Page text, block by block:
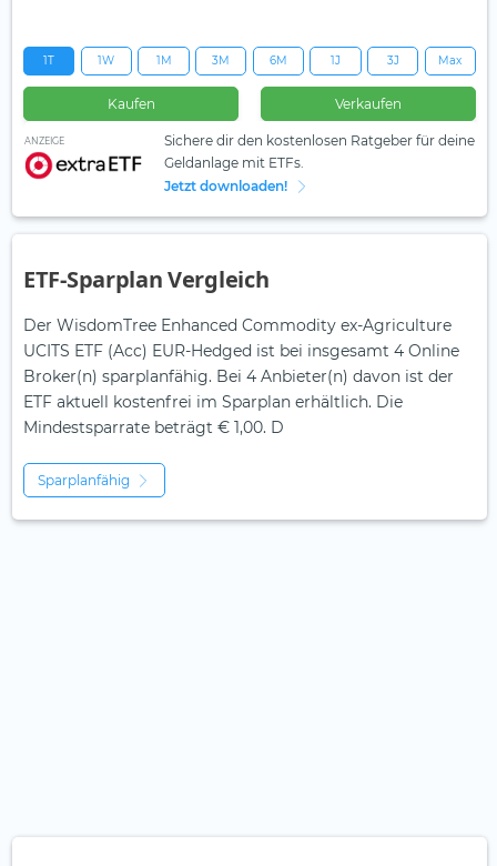
1T 1W 1M 3M 6M 1J 3J Max
Kaufen Verkaufen
ANZEIGE
Sichere dir den kostenlosen Ratgeber für deine
Geldanlage mit ETFs.
Jetzt downloaden!
ETF-Sparplan Vergleich
Der WisdomTree Enhanced Commodity ex-Agriculture
UCITS ETF (Acc) EUR-Hedged ist bei insgesamt 4 Online
Broker(n) sparplanfähig. Bei 4 Anbieter(n) davon ist der
ETF aktuell kostenfrei im Sparplan erhältlich. Die
Mindestsparrate beträgt € 1,00. D
Sparplanfähig